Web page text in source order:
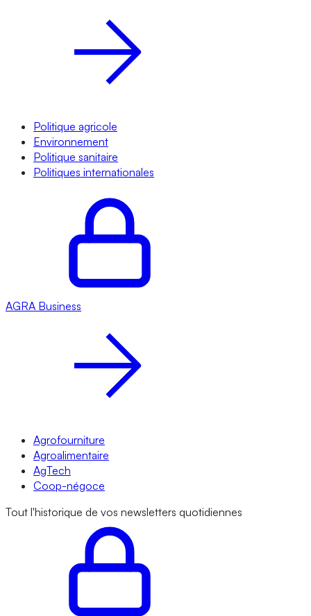
Politique agricole
Environnement
Politique sanitaire
Politiques internationales
AGRA Business
Agrofourniture
Agroalimentaire
AgTech
Coop-négoce
Tout l'historique de vos newsletters quotidiennes